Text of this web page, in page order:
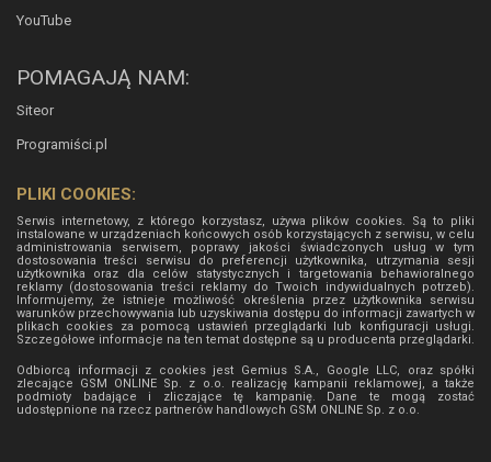
YouTube
POMAGAJĄ NAM:
Siteor
Programiści.pl
PLIKI COOKIES:
Serwis internetowy, z którego korzystasz, używa plików cookies. Są to pliki
instalowane w urządzeniach końcowych osób korzystających z serwisu, w celu
administrowania serwisem, poprawy jakości świadczonych usług w tym
dostosowania treści serwisu do preferencji użytkownika, utrzymania sesji
użytkownika oraz dla celów statystycznych i targetowania behawioralnego
reklamy (dostosowania treści reklamy do Twoich indywidualnych potrzeb).
Informujemy, że istnieje możliwość określenia przez użytkownika serwisu
warunków przechowywania lub uzyskiwania dostępu do informacji zawartych w
plikach cookies za pomocą ustawień przeglądarki lub konfiguracji usługi.
Szczegółowe informacje na ten temat dostępne są u producenta przeglądarki.
Odbiorcą informacji z cookies jest Gemius S.A., Google LLC, oraz spółki
zlecające GSM ONLINE Sp. z o.o. realizację kampanii reklamowej, a także
podmioty badające i zliczające tę kampanię. Dane te mogą zostać
udostępnione na rzecz partnerów handlowych GSM ONLINE Sp. z o.o.